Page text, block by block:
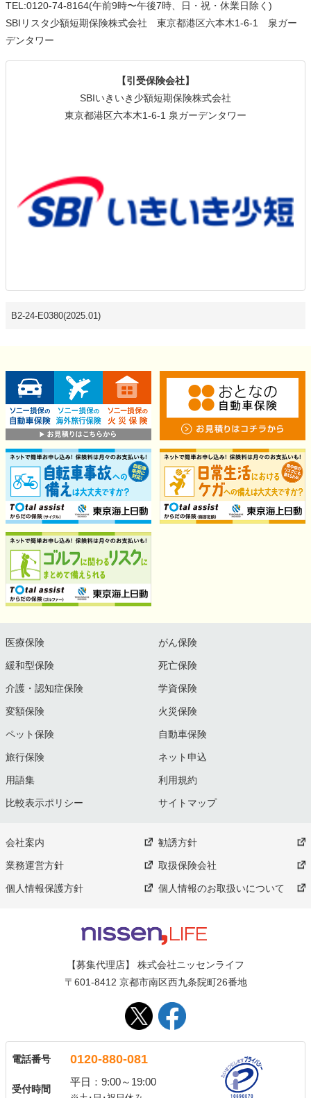
TEL:0120-74-8164(午前9時〜午後7時、日・祝・休業日除く)
SBIリスタ少額短期保険株式会社 東京都港区六本木1-6-1 泉ガー
デンタワー
【引受保険会社】
SBIいきいき少額短期保険株式会社
東京都港区六本木1-6-1 泉ガーデンタワー
B2-24-E0380(2025.01)
医療保険 がん保険
緩和型保険 死亡保険
介護・認知症保険 学資保険
変額保険 火災保険
ペット保険 自動車保険
旅行保険 ネット申込
用語集 利用規約
比較表示ポリシー サイトマップ
会社案内 勧誘方針
業務運営方針 取扱保険会社
個人情報保護方針 個人情報のお取扱いについて
【募集代理店】 株式会社ニッセンライフ
〒601-8412 京都市南区西九条院町26番地
電話番号 0120-880-081
受付時間
平日：9:00～19:00